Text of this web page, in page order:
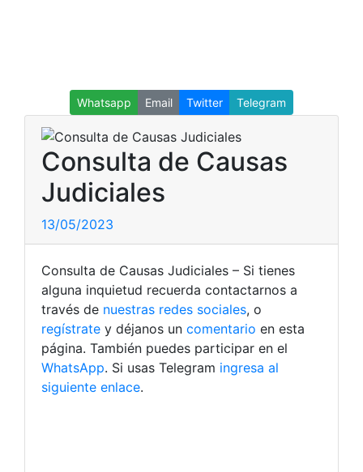
Whatsapp Email Twitter Telegram
Consulta de Causas
Judiciales
13/05/2023
Consulta de Causas Judiciales – Si tienes
alguna inquietud recuerda contactarnos a
través de nuestras redes sociales, o
regístrate y déjanos un comentario en esta
página. También puedes participar en el
WhatsApp. Si usas Telegram ingresa al
siguiente enlace.